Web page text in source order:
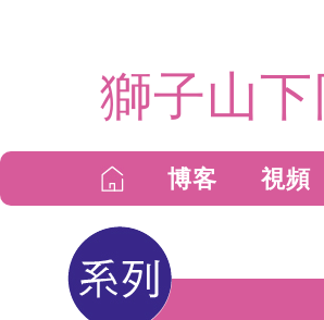
獅子山下
博客 視頻